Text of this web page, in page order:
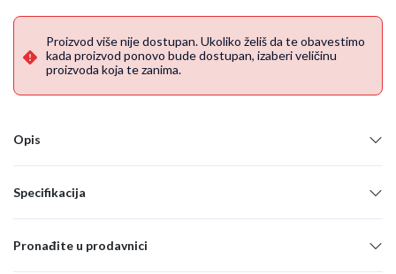
Proizvod više nije dostupan. Ukoliko želiš da te obavestimo
kada proizvod ponovo bude dostupan, izaberi veličinu
proizvoda koja te zanima.
Opis
Specifikacija
Pronađite u prodavnici